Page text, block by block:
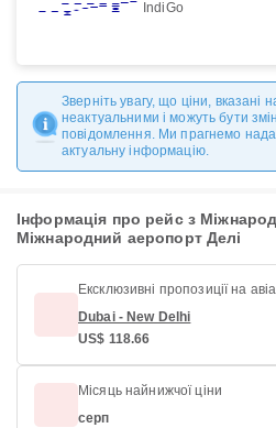
IndiGo
Зверніть увагу, що ціни, вказані
неактуальними і можуть бути
повідомлення. Ми прагнемо
актуальну інформацію.
Інформація про рейс з
Міжнародний аеропорт Делі
Ексклюзивні пропозиції на
Dubai - New Delhi
US$ 118.66
Місяць найнижчої ціни
серп